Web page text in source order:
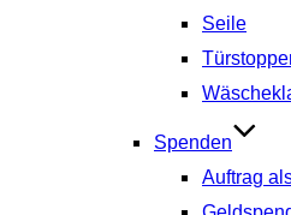
Seile
Spenden
Auftrag